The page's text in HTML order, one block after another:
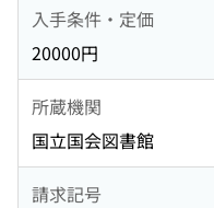
入手条件・定価
20000円
所蔵機関
国立国会図書館
請求記号